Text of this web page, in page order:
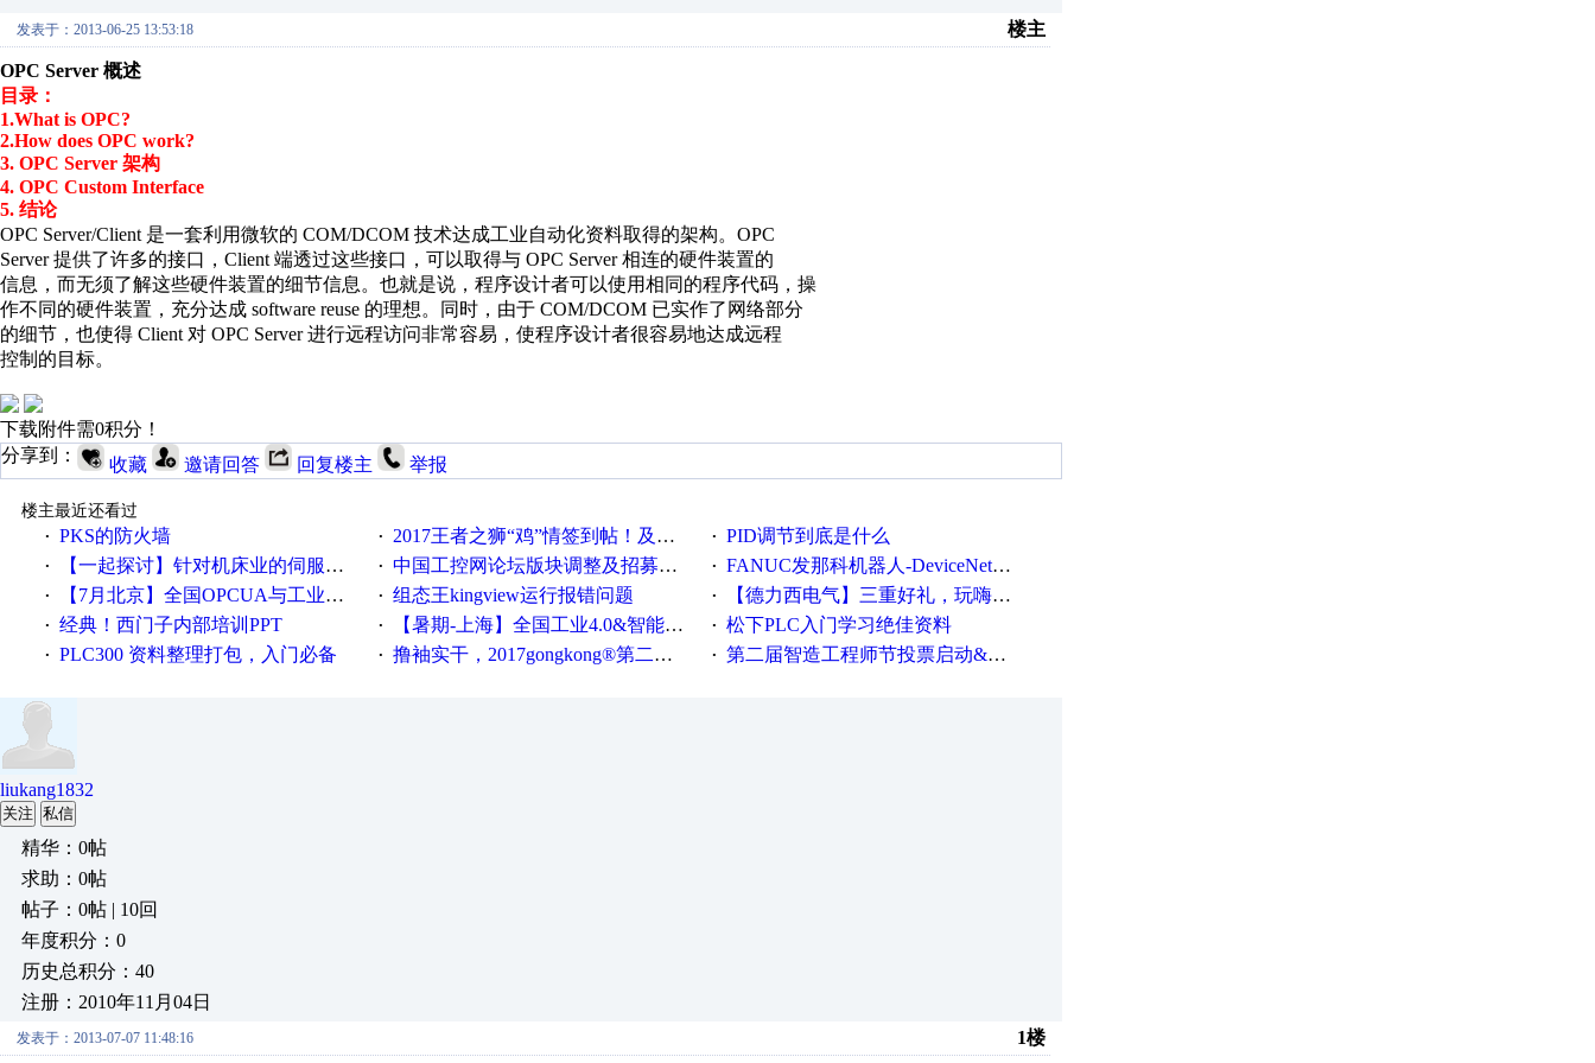
发表于：2013-06-25 13:53:18 楼主
OPC Server 概述
目录：
1.What is OPC?
2.How does OPC work?
3. OPC Server 架构
4. OPC Custom Interface
5. 结论
OPC Server/Client 是一套利用微软的 COM/DCOM 技术达成工业自动化资料取得的架构。OPC
Server 提供了许多的接口，Client 端透过这些接口，可以取得与 OPC Server 相连的硬件装置的
信息，而无须了解这些硬件装置的细节信息。也就是说，程序设计者可以使用相同的程序代码，操
作不同的硬件装置，充分达成 software reuse 的理想。同时，由于 COM/DCOM 已实作了网络部分
的细节，也使得 Client 对 OPC Server 进行远程访问非常容易，使程序设计者很容易地达成远程
控制的目标。
下载附件需0积分！
分享到：
收藏 邀请回答 回复楼主 举报
楼主最近还看过
· PKS的防火墙 · 2017王者之狮“鸡”情签到帖！及时更新在线研讨会预告 · PID调节到底是什么
· 【一起探讨】针对机床业的伺服系统发展，您的期望是什么？ · 中国工控网论坛版块调整及招募版主公告 · FANUC发那科机器人-DeviceNet通信使用手册(中文)
· 【7月北京】全国OPCUA与工业互联技术培训班通知！ · 组态王kingview运行报错问题 · 【德力西电气】三重好礼，玩嗨夏日！
· 经典！西门子内部培训PPT · 【暑期-上海】全国工业4.0&智能制造高级培训班通知！ · 松下PLC入门学习绝佳资料
· PLC300 资料整理打包，入门必备 · 撸袖实干，2017gongkong®第二届智造工程师节正式起航！ · 第二届智造工程师节投票启动&周周有礼！
liukang1832
关注 私信
精华：0帖
求助：0帖
帖子：0帖 | 10回
年度积分：0
历史总积分：40
注册：2010年11月04日
发表于：2013-07-07 11:48:16 1楼